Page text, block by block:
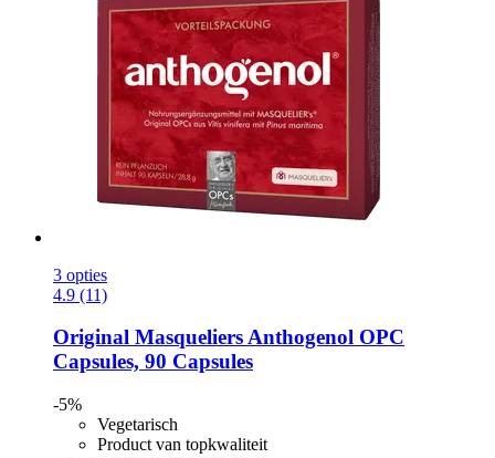
3 opties
4.9 (11)
Original MasqueliersAnthogenol OPC
Capsules, 90 Capsules
-5%
Vegetarisch
Product van topkwaliteit